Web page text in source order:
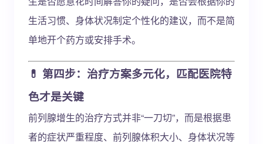
生活习惯、身体状况制定个性化的建议，而不是简
单地开个药方或安排手术。
💊 第四步：治疗方案多元化，匹配医院特
色才是关键
前列腺增生的治疗方式并非“一刀切”，而是根据患
者的症状严重程度、前列腺体积大小、身体状况等